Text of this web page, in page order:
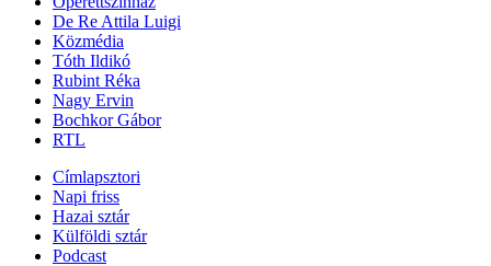
De Re Attila Luigi
Közmédia
Tóth Ildikó
Rubint Réka
Nagy Ervin
Bochkor Gábor
RTL
Címlapsztori
Napi friss
Hazai sztár
Külföldi sztár
Podcast